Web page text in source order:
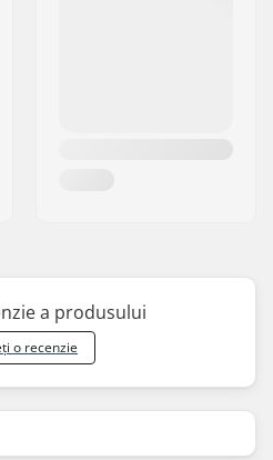
a produsului
o recenzie